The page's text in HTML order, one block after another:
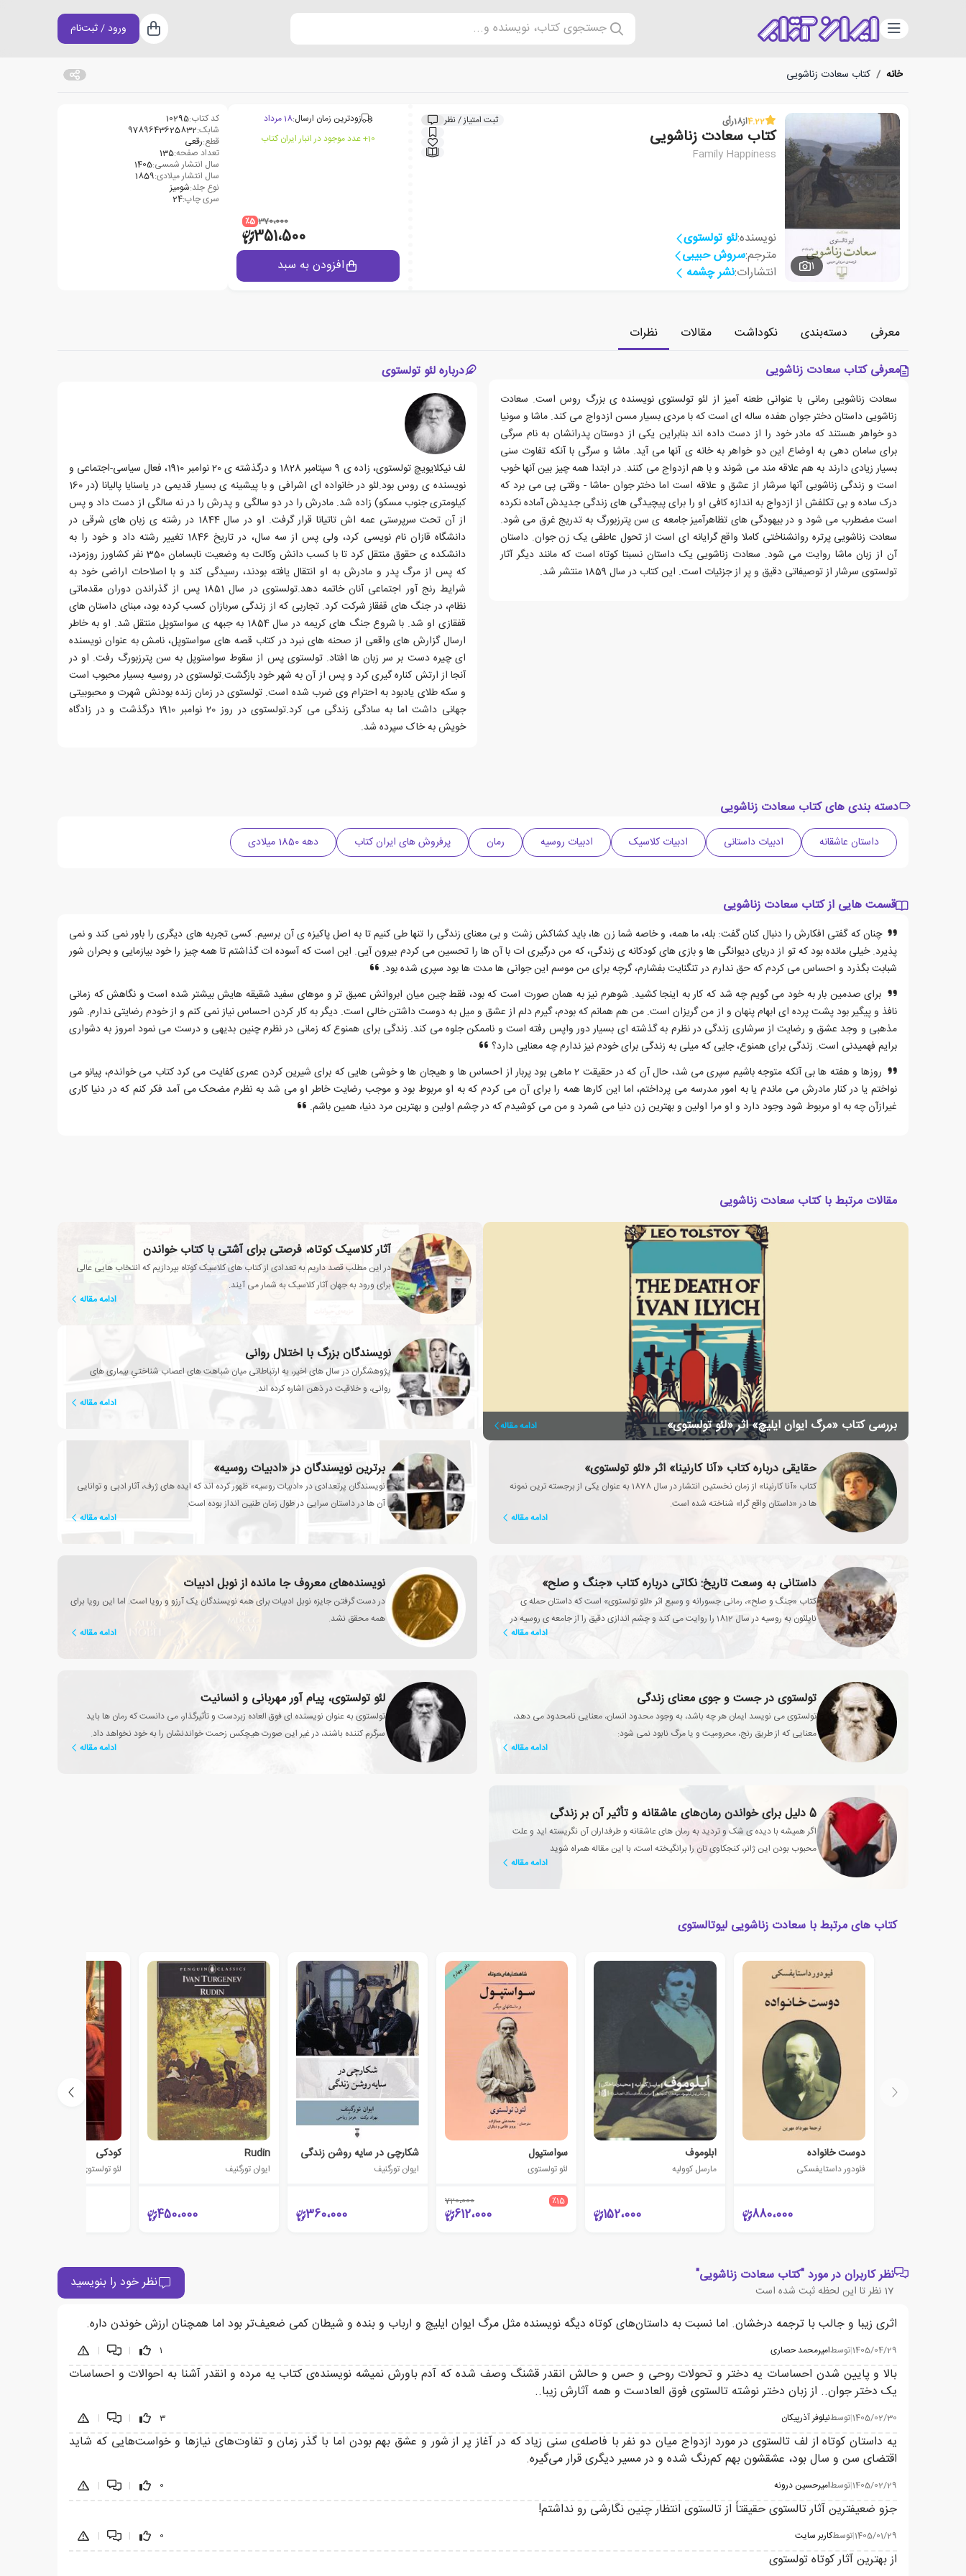
دسته‌بندی جستجوی کتاب، نویسنده و... سبد خرید
ورود / ثبت‌نام
خانه / کتاب سعادت زناشویی
1
4.22از18رأی ثبت امتیاز / نظر
کتاب سعادت زناشویی
Family Happiness
نویسنده:لئو تولستوی
مترجم:سروش حبیبی
انتشارات:نشر چشمه
زودترین زمان ارسال:18 مرداد
10+ عدد موجود در انبار ایران کتاب
370،000 ٪5
351،500
افزودن به سبد
کد کتاب:10295
شابک:9789643625832
قطع:رقعی
تعداد صفحه:135
سال انتشار شمسی:1405
سال انتشار میلادی:1859
نوع جلد:شومیز
سری چاپ:24
معرفی دسته‌بندی نکوداشت مقالات
نظرات
معرفی کتاب سعادت زناشویی
سعادت زناشویی رمانی با عنوانی طعنه آمیز از لئو تولستوی نویسنده ی بزرگ روس است. سعادت
زناشویی داستان دختر جوان هفده ساله ای است که با مردی بسیار مسن ازدواج می کند. ماشا و سونیا
دو خواهر هستند که مادر خود را از دست داده اند بنابراین یکی از دوستان پدرانشان به نام سرگی
برای سامان دهی به اوضاع این دو خواهر به خانه ی آنها می آید. ماشا و سرگی با آنکه تفاوت سنی
بسیار زیادی دارند به هم علاقه مند می شوند و با هم ازدواج می کنند. در ابتدا همه چیز بین آنها خوب
است و زندگی زناشویی آنها سرشار از عشق و علاقه است اما دختر جوان -ماشا - وقتی پی می برد که
درک ساده و بی تکلفش از ازدواج به اندازه کافی او را برای پیچیدگی های زندگی جدیدش آماده نکرده
است مضطرب می شود و در بیهودگی های تظاهرآمیز جامعه ی سن پترزبورگ به تدریج غرق می شود.
سعادت زناشویی پرتره روانشناختی کاملا واقع گرایانه ای است از تحول عاطفی یک زن جوان. داستان
آن از زبان ماشا روایت می شود. سعادت زناشویی یک داستان نسبتا کوتاه است که مانند دیگر آثار
تولستوی سرشار از توصیفاتی دقیق و پر از جزئیات است. این کتاب در سال 1859 منتشر شد.
درباره لئو تولستوی
لف نیکلایویچ تولستوی، زاده ی 9 سپتامبر 1828 و درگذشته ی 20 نوامبر 1910، فعال سیاسی-اجتماعی و
نویسنده ی روس بود.لئو در خانواده ای اشرافی و با پیشینه ی بسیار قدیمی در یاسنایا پالیانا (در 160
کیلومتری جنوب مسکو) زاده شد. مادرش را در دو سالگی و پدرش را در نه سالگی از دست داد و پس
از آن تحت سرپرستی عمه اش تاتیانا قرار گرفت. او در سال 1844 در رشته ی زبان های شرقی در
دانشگاه قازان نام نویسی کرد، ولی پس از سه سال، در تاریخ 1846 تغییر رشته داد و خود را به
دانشکده ی حقوق منتقل کرد تا با کسب دانش وکالت به وضعیت نابسامان 350 نفر کشاورز روزمزد،
که پس از مرگ پدر و مادرش به او انتقال یافته بودند، رسیدگی کند و با اصلاحات اراضی خود به
شرایط رنج آور اجتماعی آنان خاتمه دهد.تولستوی در سال 1851 پس از گذراندن دوران مقدماتی
نظام، در جنگ های قفقاز شرکت کرد. تجاربی که از زندگی سربازان کسب کرده بود، مبنای داستان های
قفقازی او شد. با شروع جنگ های کریمه در سال 1854 به جبهه ی سواستوپل منتقل شد. او به خاطر
ارسال گزارش های واقعی از صحنه های نبرد در کتاب قصه های سواستوپل، نامش به عنوان نویسنده
ای چیره دست بر سر زبان ها افتاد. تولستوی پس از سقوط سواستوپل به سن پترزبورگ رفت. او در
آنجا از ارتش کناره گیری کرد و پس از آن به شهر خود بازگشت.تولستوی در روسیه بسیار محبوب است
و سکه طلای یادبود به احترام وی ضرب شده است. تولستوی در زمان زنده بودنش شهرت و محبوبیتی
جهانی داشت اما به سادگی زندگی می کرد.تولستوی در روز 20 نوامبر 1910 درگذشت و در زادگاه
خویش به خاک سپرده شد.
دسته بندی های کتاب سعادت زناشویی
داستان عاشقانه ادبیات داستانی ادبیات کلاسیک ادبیات روسیه رمان پرفروش های ایران کتاب دهه 1850 میلادی
قسمت هایی از کتاب سعادت زناشویی
چنان که گفتی افکارش را دنبال کنان گفت: بله، ما همه، و خاصه شما زن ها، باید کشاکش زشت و بی معنای زندگی را تنها طی کنیم تا به اصل پاکیزه ی آن برسیم. کسی تجربه های دیگری را باور نمی کند و نمی
پذیرد. خیلی مانده بود که تو از دریای دیوانگی ها و بازی های کودکانه ی زندگی، که من درگیری ات با آن ها را تحسین می کردم بیرون آیی. این است که آسوده ات گذاشتم تا همه چیز را خود بیازمایی و بحران شور
شبابت بگذرد و احساس می کردم که حق ندارم در تنگنایت بفشارم، گرچه برای من موسم این جوانی ها مدت ها بود سپری شده بود.
برای صدمین بار به خود می گویم چه شد که کار به اینجا کشید. شوهرم نیز به همان صورت است که بود، فقط چین میان ابروانش عمیق تر و موهای سفید شقیقه هایش بیشتر شده است و نگاهش که زمانی
نافذ و پیگیر بود پشت پرده ای ابهام پنهان و از من گریزان است. من هم همانم که بودم، گیرم دلم از عشق و میل به دوست داشتن خالی است. دیگر به کار کردن احساس نیاز نمی کنم و از خودم رضایتی ندارم. شور
مذهبی و وجد عشق و رضایت از سرشاری زندگی در نظرم به گذشته ای بسیار دور واپس رفته است و ناممکن جلوه می کند. زندگی برای همنوع که زمانی در نظرم چنین بدیهی و درست می نمود امروز به دشواری
برایم فهمیدنی است. زندگی برای همنوع، جایی که میلی به زندگی برای خودم نیز ندارم چه معنایی دارد؟
روزها و هفته ها بی آنکه متوجه باشیم سپری می شد، حال آن که در حقیقت 2 ماهی بود پربار از احساس ها و هیجان ها و خوشی هایی که برای شیرین کردن عمری کفایت می کرد کتاب می خواندم، پیانو می
نواختم یا در کنار مادرش می ماندم یا به امور مدرسه می پرداختم، اما این کارها همه را برای آن می کردم که به او مربوط بود و موجب رضایت خاطر او می شد به نظرم مضحک می آمد فکر کنم که در دنیا کاری
غیرازآن چه به او مربوط شود وجود دارد و او مرا اولین و بهترین زن دنیا می شمرد و من می کوشیدم که در چشم اولین و بهترین مرد دنیا، همین باشم.
مقالات مرتبط با کتاب سعادت زناشویی
بررسی کتاب «مرگ ایوان ایلیچ» اثر «لئو تولستوی» ادامه مقاله
آثار کلاسیک کوتاه، فرصتی برای آشتی با کتاب خواندن
در این مطلب قصد داریم به تعدادی از کتاب های کلاسیک کوتاه بپردازیم که انتخاب هایی عالی
برای ورود به جهان آثار کلاسیک به شمار می آیند.
ادامه مقاله
نویسندگان بزرگ با اختلال روانی
پژوهشگران در سال های اخیر، به ارتباطاتی میان شباهت های اعصاب شناختیِ بیماری های
روانی، و خلاقیت در ذهن اشاره کرده اند.
ادامه مقاله
حقایقی درباره کتاب «آنا کارنینا» اثر «لئو تولستوی»
کتاب «آنا کارنینا» از زمان نخستین انتشار در سال 1878 به عنوان یکی از برجسته ترین نمونه
ها در «داستان واقع گرا» شناخته شده است.
ادامه مقاله
برترین نویسندگان در «ادبیات روسیه»
نویسندگان پرتعدادی در «ادبیات روسیه» ظهور کرده اند که ایده های ژرف، آثار ادبی و توانایی
آن ها در داستان سرایی در طول زمان طنین انداز بوده است.
ادامه مقاله
داستانی به وسعت تاریخ: نکاتی درباره کتاب «جنگ و صلح»
کتاب «جنگ و صلح»، رمانی جسورانه و وسیع اثر «لئو تولستوی» است که داستان حمله ی
ناپلئون به روسیه در سال 1812 را روایت می کند و چشم اندازی دقیق را از جامعه ی روسیه در
ادامه مقاله
نویسنده‌های معروف جا مانده از نوبل ادبیات
در دست گرفتن جایزه نوبل ادبیات برای همه نویسندگان یک آرزو و رویا است. اما این رویا برای
همه محقق نشد.
ادامه مقاله
تولستوی در جست و جوی معنای زندگی
تولستوی می نویسد ایمان هر چه باشد، به وجود محدود انسان، معنایی نامحدود می دهد،
معنایی که از طریق رنج، محرومیت و یا مرگ نابود نمی شود:
ادامه مقاله
لئو تولستوی، پیام آور مهربانی و انسانیت
تولستوی به عنوان نویسنده ای فوق العاده زبردست و تأثیرگذار، می دانست که رمان ها باید
سرگرم کننده باشند، در غیر این صورت هیچکس زحمت خواندنشان را به خود نخواهد داد.
ادامه مقاله
5 دلیل برای خواندن رمان‌های عاشقانه‌‌ و تأثیر آن بر زندگی
اگر همیشه با دیده ی شک و تردید به رمان های عاشقانه و طرفداران آن نگریسته اید و علت
محبوب بودن این ژانر، کنجکاوی تان را برانگیخته است، با این مقاله همراه شوید
ادامه مقاله
کتاب های مرتبط با سعادت زناشویی لیوتالستوی
دوست خانواده
فئودور داستایفسکی
880،000
ابلوموف
مارسل کوولیه
152،000
سواستپول
لئو تولستوی
٪15 720،000
612،000
شکارچی در سایه روشن زندگی
ایوان تورگنیف
360،000
Rudin
ایوان تورگنیف
450،000
کودکی
لئو تولستوی
نظر کاربران در مورد "کتاب سعادت زناشویی"
17 نظر تا این لحظه ثبت شده است نظر خود را بنویسید
اثری زیبا و جالب با ترجمه درخشان. اما نسبت به داستان‌های کوتاه دیگه نویسنده مثل مرگ ایوان ایلیچ و ارباب و بنده و شیطان کمی ضعیف‌تر بود اما همچنان ارزش خوندن داره.
1405/04/29
|توسطامیرمحمد حصاری 1
|
|
بالا و پایین شدن احساسات یه دختر و تحولات روحی و حس و حالش انقدر قشنگ وصف شده که آدم باورش نمیشه نویسنده‌ی کتاب یه مرده و انقدر آشنا به احوالات و احساسات
یک دختر جوان.. از زبان دختر نوشته تالستوی فوق العادست و همه آثارش زیبا..
1405/02/30
|توسطنیلوفر آذرپیکان 3
|
|
یه داستان کوتاه از لف تالستوی در مورد ازدواج میان دو نفر با فاصله‌ی سنی زیاد که در آغاز پر از شور و عشق بهم بودن اما با گذر زمان و تفاوت‌های نیازها و خواست‌هایی که شاید
اقتضای سن و سال بود، عشقشون بهم کم‌رنگ شده و در مسیر دیگری قرار می‌گیره.
1405/02/29
|توسطامیرحسین درونه 0
|
|
جزو ضعیفترین آثار تالستوی حقیقتاً از تالستوی انتظار چنین نگارشی رو نداشتم!
1405/01/29
|توسطکاربر سایت 0
|
|
از بهترین آثار کوتاه تولستوی